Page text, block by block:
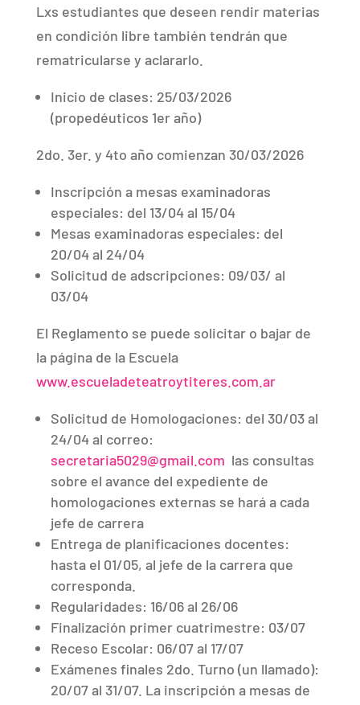
Lxs estudiantes que deseen rendir materias
en condición libre también tendrán que
rematricularse y aclararlo.
Inicio de clases: 25/03/2026
(propedéuticos 1er año)
2do. 3er. y 4to año comienzan 30/03/2026
Inscripción a mesas examinadoras
especiales: del 13/04 al 15/04
Mesas examinadoras especiales: del
20/04 al 24/04
Solicitud de adscripciones: 09/03/ al
03/04
El Reglamento se puede solicitar o bajar de
la página de la Escuela
www.escueladeteatroytiteres.com.ar
Solicitud de Homologaciones: del 30/03 al
24/04 al correo:
secretaria5029@gmail.com las consultas
sobre el avance del expediente de
homologaciones externas se hará a cada
jefe de carrera
Entrega de planificaciones docentes:
hasta el 01/05, al jefe de la carrera que
corresponda.
Regularidades: 16/06 al 26/06
Finalización primer cuatrimestre: 03/07
Receso Escolar: 06/07 al 17/07
Exámenes finales 2do. Turno (un llamado):
20/07 al 31/07. La inscripción a mesas de